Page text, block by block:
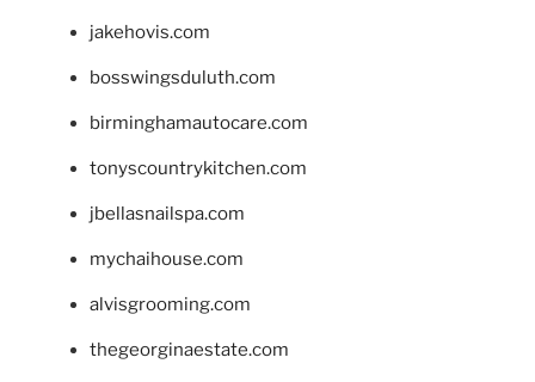
jakehovis.com
bosswingsduluth.com
birminghamautocare.com
tonyscountrykitchen.com
jbellasnailspa.com
mychaihouse.com
alvisgrooming.com
thegeorginaestate.com